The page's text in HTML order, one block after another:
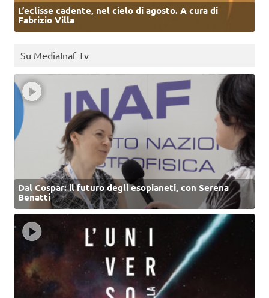
L’eclisse cadente, nel cielo di agosto. A cura di
Fabrizio Villa
Su MediaInaf Tv
Dal Cospar: il futuro degli esopianeti, con Serena
Benatti